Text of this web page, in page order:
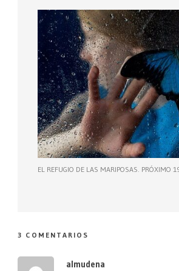
EL REFUGIO DE LAS MARIPOSAS. PRÓXIMO
3 COMENTARIOS
almudena